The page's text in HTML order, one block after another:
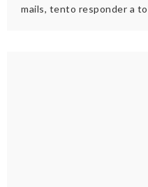
mails, tento responder a